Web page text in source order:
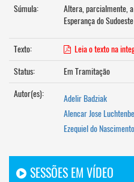
Súmula:
Altera, parcialmente,
Esperança do
Texto:
Leia o texto na
Status:
Em Tramitação
Autor(es):
Adelir Badziak
Alencar Jose
Ezequiel do Nascimento
SESSÕES EM VÍDEO